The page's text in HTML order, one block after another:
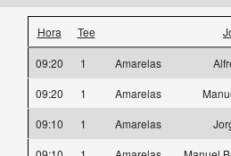
Hora Tee
09:20 1 Amarelas
09:20
1 Amarelas
09:10
1 Amarelas